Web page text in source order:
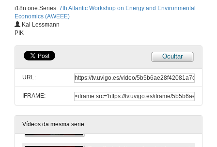
i18n.one.Series: 7th Atlantic Workshop on Energy and Environmental
Economics (AWEEE)
Kai Lessmann
PIK
Ocultar
URL:
IFRAME:
Vídeos da mesma serie
Global warming as an asymmetric public bad
Louis-Gaëtan Giraudet's intervention
27 de xuño de 2016
Conditional pledges in climate agreement negotiations